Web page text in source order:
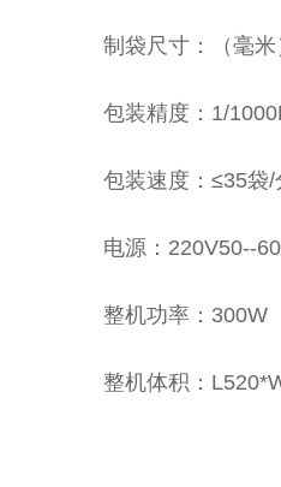
制袋尺寸：（毫
包装精度：1/
包装速度：≤35袋
电源：220V50--
整机功率：300W
整机体积：